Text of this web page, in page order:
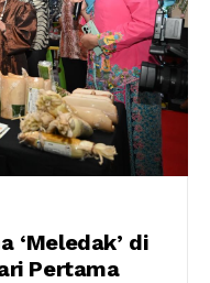
‘Meledak’ di
Pertama